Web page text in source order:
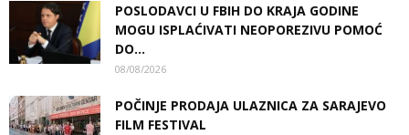
POSLODAVCI U FBIH DO KRAJA GODINE
MOGU ISPLAĆIVATI NEOPOREZIVU POMOĆ
DO...
08/08/2026
POČINJE PRODAJA ULAZNICA ZA SARAJEVO
FILM FESTIVAL